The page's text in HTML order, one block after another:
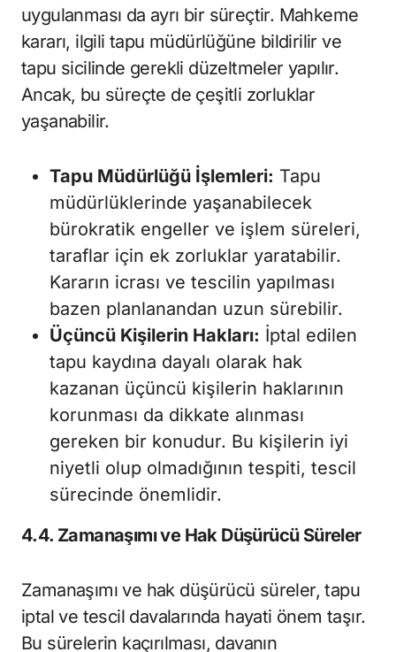
uygulanması da ayrı bir süreçtir. Mahkeme
kararı, ilgili tapu müdürlüğüne bildirilir ve
tapu sicilinde gerekli düzeltmeler yapılır.
Ancak, bu süreçte de çeşitli zorluklar
yaşanabilir.
Tapu Müdürlüğü İşlemleri: Tapu
müdürlüklerinde yaşanabilecek
bürokratik engeller ve işlem süreleri,
taraflar için ek zorluklar yaratabilir.
Kararın icrası ve tescilin yapılması
bazen planlanandan uzun sürebilir.
Üçüncü Kişilerin Hakları: İptal edilen
tapu kaydına dayalı olarak hak
kazanan üçüncü kişilerin haklarının
korunması da dikkate alınması
gereken bir konudur. Bu kişilerin iyi
niyetli olup olmadığının tespiti, tescil
sürecinde önemlidir.
4.4. Zamanaşımı ve Hak Düşürücü Süreler
Zamanaşımı ve hak düşürücü süreler, tapu
iptal ve tescil davalarında hayati önem taşır.
Bu sürelerin kaçırılması, davanın